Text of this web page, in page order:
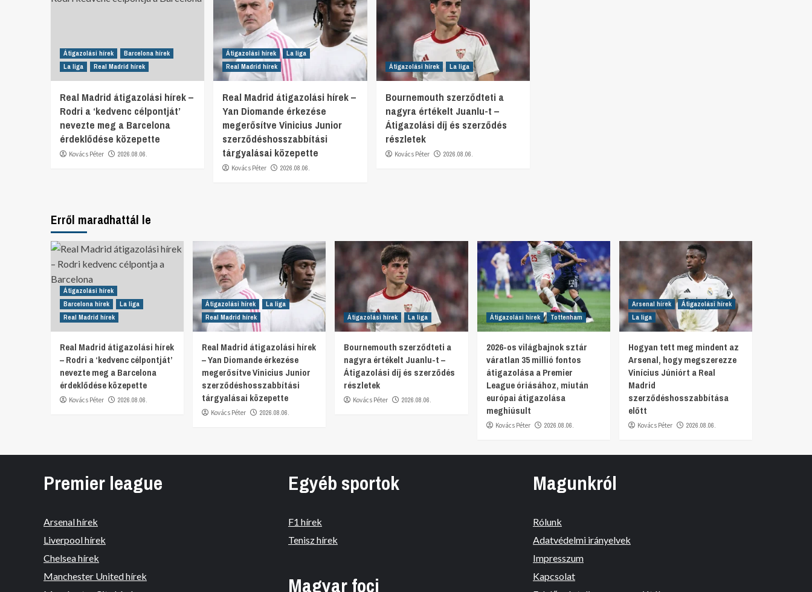
Átigazolási hírek
Barcelona hírek
La liga
Real Madrid hírek
Real Madrid átigazolási hírek –
Rodri a ‘kedvenc célpontját’
nevezte meg a Barcelona
érdeklődése közepette
Kovács Péter 2026.08.06.
Átigazolási hírek
La liga
Real Madrid hírek
Real Madrid átigazolási hírek –
Yan Diomande érkezése
megerősítve Vinicius Junior
szerződéshosszabbítási
tárgyalásai közepette
Kovács Péter 2026.08.06.
Átigazolási hírek La liga
Bournemouth szerződteti a
nagyra értékelt Juanlu-t –
Átigazolási díj és szerződés
részletek
Kovács Péter 2026.08.06.
Erről maradhattál le
Átigazolási hírek
Barcelona hírek
La liga
Real Madrid hírek
Real Madrid átigazolási hírek
– Rodri a ‘kedvenc célpontját’
nevezte meg a Barcelona
érdeklődése közepette
Kovács Péter 2026.08.06.
Átigazolási hírek
La liga
Real Madrid hírek
Real Madrid átigazolási hírek
– Yan Diomande érkezése
megerősítve Vinicius Junior
szerződéshosszabbítási
tárgyalásai közepette
Kovács Péter 2026.08.06.
Átigazolási hírek La liga
Bournemouth szerződteti a
nagyra értékelt Juanlu-t –
Átigazolási díj és szerződés
részletek
Kovács Péter 2026.08.06.
Átigazolási hírek Tottenham
2026-os világbajnok sztár
váratlan 35 millió fontos
átigazolása a Premier
League óriásához, miután
európai átigazolása
meghiúsult
Kovács Péter 2026.08.06.
Arsenal hírek
Átigazolási hírek
La liga
Hogyan tett meg mindent az
Arsenal, hogy megszerezze
Vinícius Júniórt a Real
Madrid
szerződéshosszabbítása
előtt
Kovács Péter 2026.08.06.
Premier league
Arsenal hírek
Liverpool hírek
Chelsea hírek
Manchester United hírek
Egyéb sportok
F1 hírek
Tenisz hírek
Magyar foci
Magunkról
Rólunk
Adatvédelmi irányelvek
Impresszum
Kapcsolat